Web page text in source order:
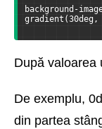
background-
După valoarea
De exemplu,
din partea